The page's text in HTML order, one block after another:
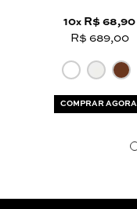
10x R$ 68,90
R$ 689,00
COMPRAR AGORA